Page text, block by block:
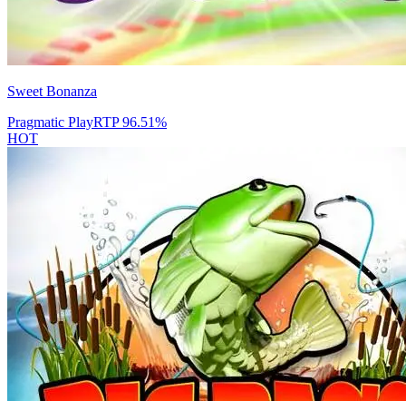
Sweet Bonanza
Pragmatic PlayRTP96.51%
HOT